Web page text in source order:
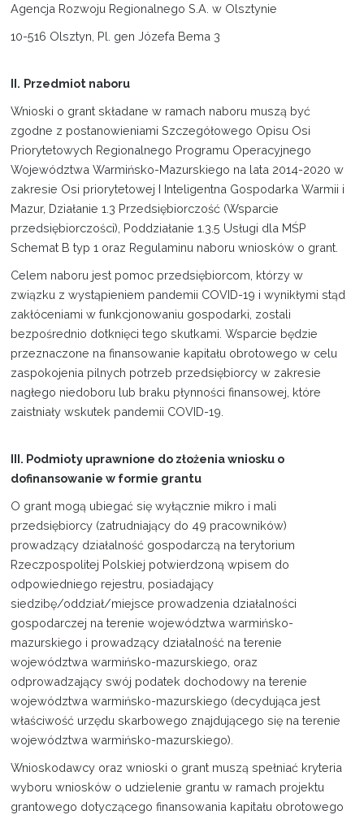
Agencja Rozwoju Regionalnego S.A. w Olsztynie
10-516 Olsztyn, Pl. gen Józefa Bema 3
II. Przedmiot naboru
Wnioski o grant składane w ramach naboru muszą być
zgodne z postanowieniami Szczegółowego Opisu Osi
Priorytetowych Regionalnego Programu Operacyjnego
Województwa Warmińsko-Mazurskiego na lata 2014-2020 w
zakresie Osi priorytetowej I Inteligentna Gospodarka Warmii i
Mazur, Działanie 1.3 Przedsiębiorczość (Wsparcie
przedsiębiorczości), Poddziałanie 1.3.5 Usługi dla MŚP
Schemat B typ 1 oraz Regulaminu naboru wniosków o grant.
Celem naboru jest pomoc przedsiębiorcom, którzy w
związku z wystąpieniem pandemii COVID-19 i wynikłymi stąd
zakłóceniami w funkcjonowaniu gospodarki, zostali
bezpośrednio dotknięci tego skutkami. Wsparcie będzie
przeznaczone na finansowanie kapitału obrotowego w celu
zaspokojenia pilnych potrzeb przedsiębiorcy w zakresie
nagłego niedoboru lub braku płynności finansowej, które
zaistniały wskutek pandemii COVID-19.
III. Podmioty uprawnione do złożenia wniosku o
dofinansowanie w formie grantu
O grant mogą ubiegać się wyłącznie mikro i mali
przedsiębiorcy (zatrudniający do 49 pracowników)
prowadzący działalność gospodarczą na terytorium
Rzeczpospolitej Polskiej potwierdzoną wpisem do
odpowiedniego rejestru, posiadający
siedzibę/oddział/miejsce prowadzenia działalności
gospodarczej na terenie województwa warmińsko-
mazurskiego i prowadzący działalność na terenie
województwa warmińsko-mazurskiego, oraz
odprowadzający swój podatek dochodowy na terenie
województwa warmińsko-mazurskiego (decydująca jest
właściwość urzędu skarbowego znajdującego się na terenie
województwa warmińsko-mazurskiego).
Wnioskodawcy oraz wnioski o grant muszą spełniać kryteria
wyboru wniosków o udzielenie grantu w ramach projektu
grantowego dotyczącego finansowania kapitału obrotowego